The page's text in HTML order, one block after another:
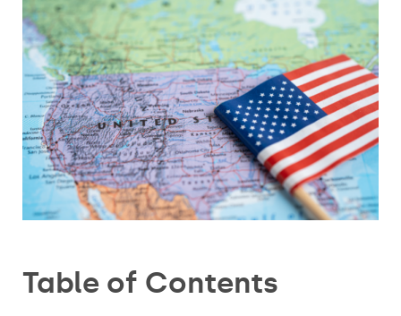
Table of Contents